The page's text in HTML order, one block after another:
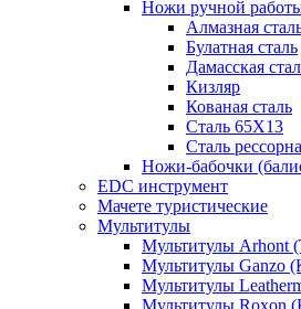
Ножи ручной
Алмазная
Булатная сталь
Дамасская
Кизляр
Кованая сталь
Сталь 65Х13
Сталь
Ножи-бабочки
EDC инструмент
Мачете туристические
Мультитулы
Мультитулы Arhont
Мультитулы Ganzo
Мультитулы
Мультитулы Roxon